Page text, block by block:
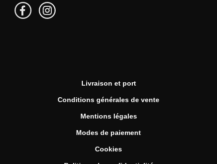
Livraison et port
Conditions générales de vente
Mentions légales
Modes de paiement
Cookies